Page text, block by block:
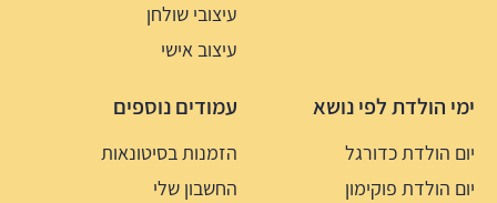
עיצובי שולחן
עיצוב אישי
ימי הולדת לפי נושא
יום הולדת כדורגל
יום הולדת פוקימון
עמודים נוספים
הזמנות בסיטונאות
החשבון שלי